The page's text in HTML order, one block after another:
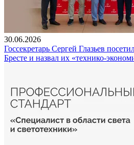
30.06.2026
Госсекретарь Сергей Глазьев
Бресте и назвал их «технико-